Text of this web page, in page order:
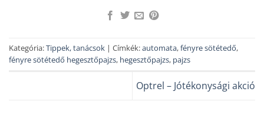
Kategória:Tippek, tanácsok | Címkék:automata,fényre sötétedő,
fényre sötétedő hegesztőpajzs, hegesztőpajzs, pajzs
Optrel – Jótékonysági akció